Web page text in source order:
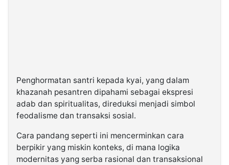
Penghormatan santri kepada kyai, yang dalam
khazanah pesantren dipahami sebagai ekspresi
adab dan spiritualitas, direduksi menjadi simbol
feodalisme dan transaksi sosial.
Cara pandang seperti ini mencerminkan cara
berpikir yang miskin konteks, di mana logika
modernitas yang serba rasional dan transaksional